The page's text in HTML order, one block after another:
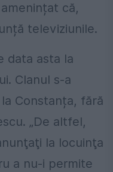
că,
televiziunile.
data asta la
Clanul s-a
Constanța, fără
„De altfel,
la locuinţa
a nu-i permite